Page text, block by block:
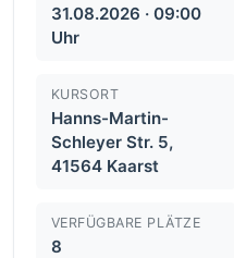
31.08.2026 · 09:00
Uhr
KURSORT
Hanns-Martin-
Schleyer Str. 5,
41564 Kaarst
VERFÜGBARE PLÄTZE
8